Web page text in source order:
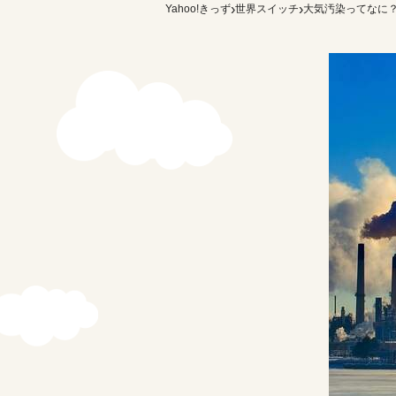
Yahoo!きっず›世界スイッチ›大気汚染ってなに